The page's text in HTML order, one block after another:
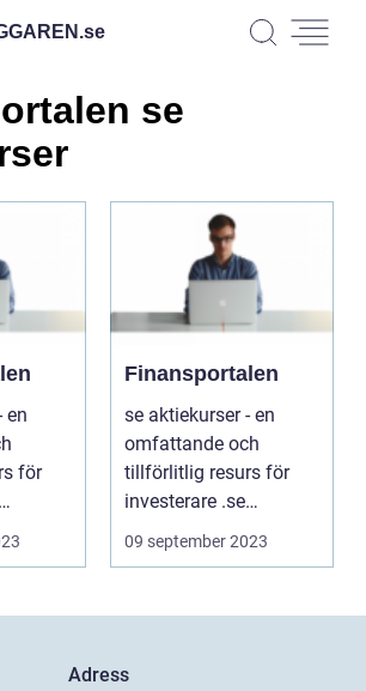
se
se
en
för
Finansportalen
se aktiekurser - en
omfattande och
tillförlitlig resurs för
investerare .se
aktiekurser: En
komple...
09 september 2023
Adress